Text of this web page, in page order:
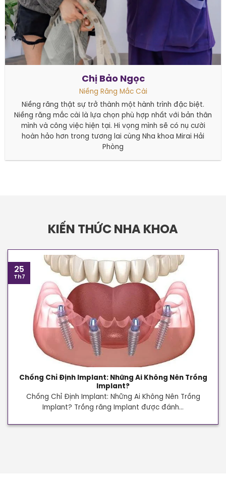
Chị Bảo Ngọc
Niềng Răng Mắc Cài
Niềng răng thật sự trở thành một hành trình đặc biệt.
Niềng răng mắc cài là lựa chọn phù hợp nhất với bản thân
mình và công việc hiện tại. Hi vọng mình sẽ có nụ cười
hoàn hảo hơn trong tương lai cùng Nha khoa Mirai Hải
Phòng
KIẾN THỨC NHA KHOA
Chống Chỉ Định Implant: Những Ai Không Nên Trồng
Implant?
Chống Chỉ Định Implant: Những Ai Không Nên Trồng
Implant? Trồng răng Implant được đánh...
25
Th7